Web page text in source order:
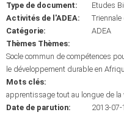
Type de document:
Etudes
Activités de l'ADEA:
Triennale
Catégorie:
ADEA
Thèmes Thèmes:
Socle commun de compétences
le développement durable en
Mots clés:
apprentissage tout au longue de la
Date de parution:
2013-07-